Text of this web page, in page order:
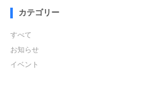
カテゴリー
すべて
お知らせ
イベント